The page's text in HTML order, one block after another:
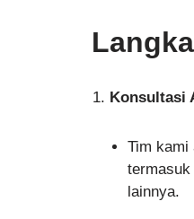
Konsultasi
Tim kami
termasuk
lainnya.